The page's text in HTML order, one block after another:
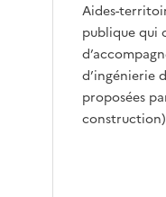
Aides-
publique qui
d’ingénierie
proposées